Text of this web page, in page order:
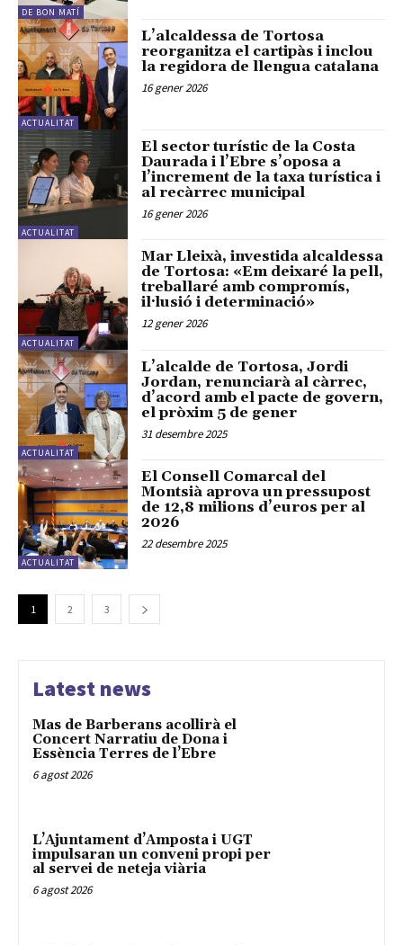
DE BON MATÍ
ACTUALITAT
L’alcaldessa de Tortosa
reorganitza el cartipàs i inclou
la regidora de llengua catalana
16 gener 2026
ACTUALITAT
El sector turístic de la Costa
Daurada i l’Ebre s’oposa a
l’increment de la taxa turística i
al recàrrec municipal
16 gener 2026
ACTUALITAT
Mar Lleixà, investida alcaldessa
de Tortosa: «Em deixaré la pell,
treballaré amb compromís,
il·lusió i determinació»
12 gener 2026
ACTUALITAT
L’alcalde de Tortosa, Jordi
Jordan, renunciarà al càrrec,
d’acord amb el pacte de govern,
el pròxim 5 de gener
31 desembre 2025
ACTUALITAT
El Consell Comarcal del
Montsià aprova un pressupost
de 12,8 milions d’euros per al
2026
22 desembre 2025
1 2 3
Latest news
Mas de Barberans acollirà el
Concert Narratiu de Dona i
Essència Terres de l’Ebre
6 agost 2026
L’Ajuntament d’Amposta i UGT
impulsaran un conveni propi per
al servei de neteja viària
6 agost 2026